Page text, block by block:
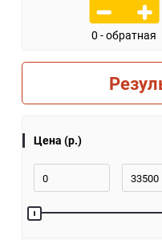
0 - обратная
Цена (р.)